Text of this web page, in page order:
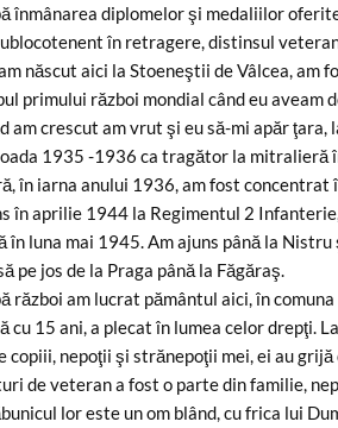
înmânarea diplomelor şi medaliilor
în retragere, distinsul
născut aici la Stoeneştii de Vâlcea, am
primului război mondial când eu aveam
am crescut am vrut şi eu să-mi apăr
1935 -1936 ca tragător la mitralieră
în iarna anului 1936, am fost concentrat
în aprilie 1944 la Regimentul 2
în luna mai 1945. Am ajuns până la
pe jos de la Praga până la Făgăraş.
război am lucrat pământul aici, în
cu 15 ani, a plecat în lumea celor drepţi.
copiii, nepoţii şi strănepoţii mei, ei au
de veteran a fost o parte din familie,
lor este un om blând, cu frica lui